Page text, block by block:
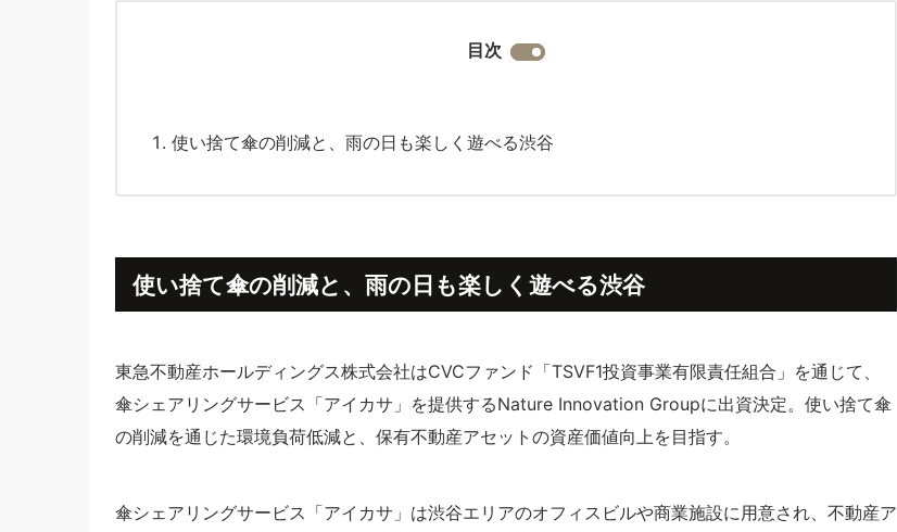
目次
使い捨て傘の削減と、雨の日も楽しく遊べる渋谷
使い捨て傘の削減と、雨の日も楽しく遊べる渋谷
東急不動産ホールディングス株式会社はCVCファンド「TSVF1投資事業有限責任組合」を通じて、
傘シェアリングサービス「アイカサ」を提供するNature Innovation Groupに出資決定。使い捨て傘
の削減を通じた環境負荷低減と、保有不動産アセットの資産価値向上を目指す。
傘シェアリングサービス「アイカサ」は渋谷エリアのオフィスビルや商業施設に用意され、不動産ア